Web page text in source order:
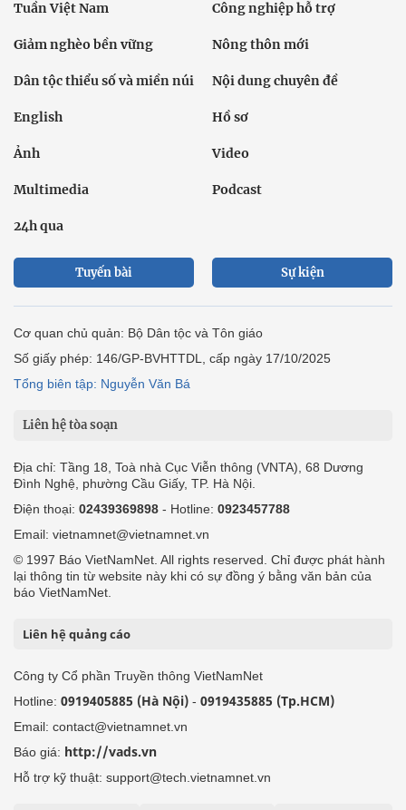
Tuần Việt Nam Công nghiệp hỗ trợ
Giảm nghèo bền vững Nông thôn mới
Dân tộc thiểu số và miền núi Nội dung chuyên đề
English Hồ sơ
Ảnh Video
Multimedia Podcast
24h qua
Tuyến bài Sự kiện
Cơ quan chủ quản: Bộ Dân tộc và Tôn giáo
Số giấy phép: 146/GP-BVHTTDL, cấp ngày 17/10/2025
Tổng biên tập: Nguyễn Văn Bá
Liên hệ tòa soạn
Địa chỉ: Tầng 18, Toà nhà Cục Viễn thông (VNTA), 68 Dương
Đình Nghệ, phường Cầu Giấy, TP. Hà Nội.
Điện thoại: 02439369898 - Hotline: 0923457788
Email: vietnamnet@vietnamnet.vn
© 1997 Báo VietNamNet. All rights reserved. Chỉ được phát hành
lại thông tin từ website này khi có sự đồng ý bằng văn bản của
báo VietNamNet.
Liên hệ quảng cáo
Công ty Cổ phần Truyền thông VietNamNet
Hotline: 0919405885 (Hà Nội) - 0919435885 (Tp.HCM)
Email: contact@vietnamnet.vn
Báo giá: http://vads.vn
Hỗ trợ kỹ thuật: support@tech.vietnamnet.vn